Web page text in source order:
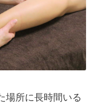
場所に長時間いる